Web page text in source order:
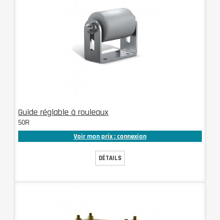
Guide réglable à rouleaux
50R
Voir mon prix : connexion
DÉTAILS